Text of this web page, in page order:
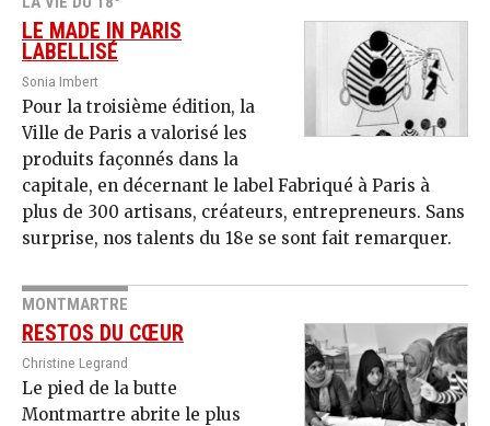
LE MADE IN PARIS
LABELLISÉ
Sonia Imbert
Pour la troisième édition, la
Ville de Paris a valorisé les
produits façonnés dans la
capitale, en décernant le label Fabriqué à Paris à
plus de 300 artisans, créateurs, entrepreneurs. Sans
surprise, nos talents du 18e se sont fait remarquer.
MONTMARTRE
RESTOS DU CŒUR
Christine Legrand
Le pied de la butte
Montmartre abrite le plus